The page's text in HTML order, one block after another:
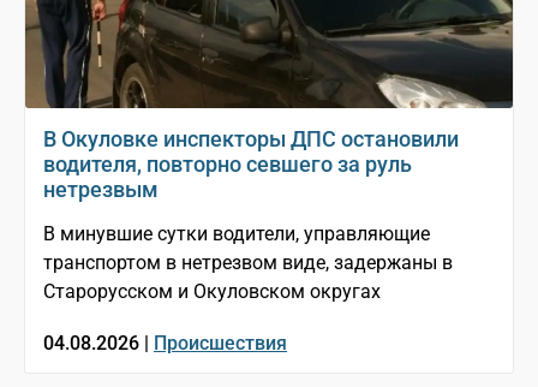
В Окуловке инспекторы ДПС остановили
водителя, повторно севшего за руль
нетрезвым
В минувшие сутки водители, управляющие
транспортом в нетрезвом виде, задержаны в
Старорусском и Окуловском округах
04.08.2026 | Происшествия